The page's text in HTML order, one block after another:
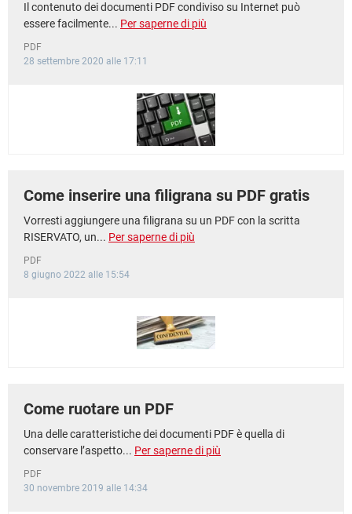
Il contenuto dei documenti PDF condiviso su Internet può
essere facilmente... Per saperne di più
PDF
28 settembre 2020 alle 17:11
Come inserire una filigrana su PDF gratis
Vorresti aggiungere una filigrana su un PDF con la scritta
RISERVATO, un... Per saperne di più
PDF
8 giugno 2022 alle 15:54
Come ruotare un PDF
Una delle caratteristiche dei documenti PDF è quella di
conservare l’aspetto... Per saperne di più
PDF
30 novembre 2019 alle 14:34